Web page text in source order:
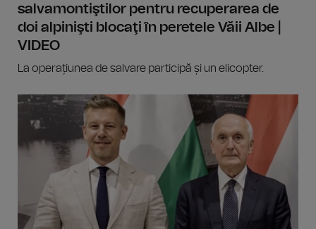
salvamontiştilor pentru recuperarea de
doi alpinişti blocaţi în peretele Văii Albe |
VIDEO
La operațiunea de salvare participă și un elicopter.